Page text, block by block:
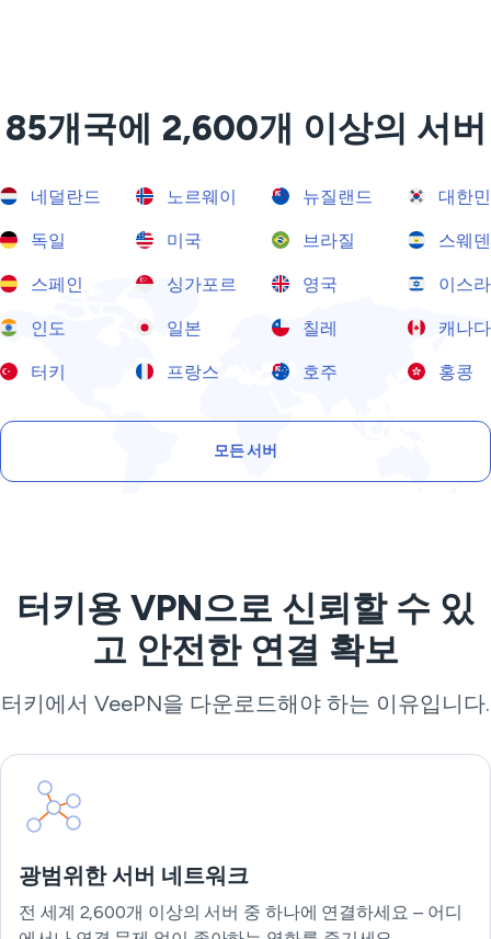
85개국에 2,600개 이상의 서버
네덜란드 노르웨이 뉴질랜드 대한
독일 미국 브라질 스웨덴
스페인 싱가포르 영국 이스
인도 일본 칠레 캐나다
터키 프랑스 호주 홍콩
모든 서버
터키용 VPN으로 신뢰할 수 있
고 안전한 연결 확보
터키에서 VeePN을 다운로드해야 하는 이유입니다.
광범위한 서버 네트워크
전 세계 2,600개 이상의 서버 중 하나에 연결하세요 – 어디